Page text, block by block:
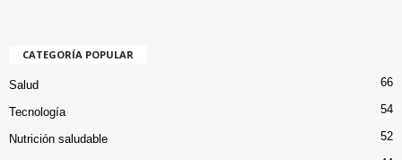
CATEGORÍA POPULAR
Salud 66
Tecnología 54
Nutrición saludable 52